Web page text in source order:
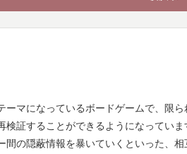
ーマになっているボードゲームで、限
証することができるようになっていま
間の隠蔽情報を暴いていくといった、